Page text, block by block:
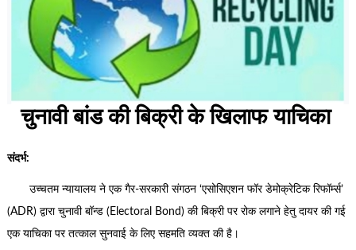
चुनावी बांड की बिक्री के खिलाफ याचिका
संदर्भ:
उच्चतम न्यायालय ने एक गैर-सरकारी संगठन ‘एसोसिएशन फॉर डेमोक्रेटिक रिफॉर्म्स’
(ADR) द्वारा चुनावी बॉन्ड (Electoral Bond) की बिक्री पर रोक लगाने हेतु दायर की गई
एक याचिका पर तत्काल सुनवाई के लिए सहमति व्यक्त की है।